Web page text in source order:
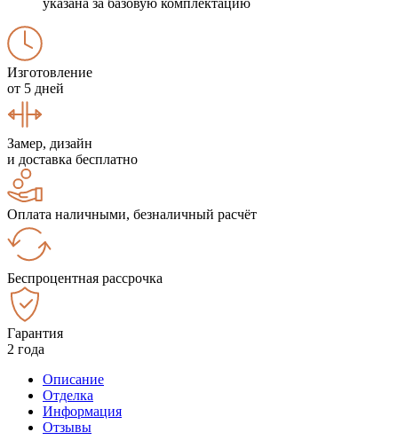
Изготовление
от 5 дней
Замер, дизайн
и доставка бесплатно
Оплата наличными, безналичный расчёт
Беспроцентная рассрочка
Гарантия
2 года
Описание
Отделка
Информация
Отзывы